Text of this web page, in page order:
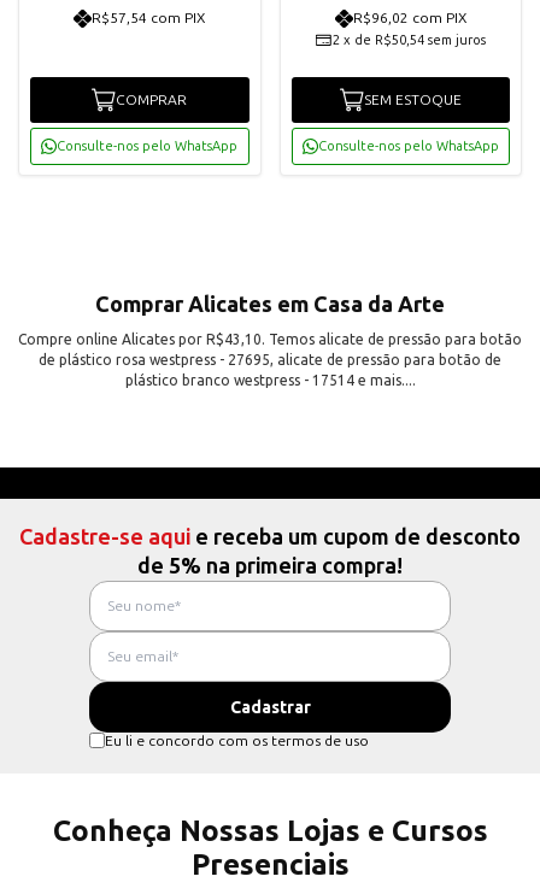
R$57,54 com PIX
COMPRAR
Consulte-nos pelo WhatsApp
R$96,02 com PIX
2 x de R$50,54 sem juros
SEM ESTOQUE
Consulte-nos pelo WhatsApp
Comprar Alicates em Casa da Arte
Compre online Alicates por R$43,10. Temos alicate de pressão para botão
de plástico rosa westpress - 27695, alicate de pressão para botão de
plástico branco westpress - 17514 e mais....
Cadastre-se aqui e receba um cupom de desconto
de 5% na primeira compra!
Eu li e concordo com os termos de uso
Conheça Nossas Lojas e Cursos
Presenciais